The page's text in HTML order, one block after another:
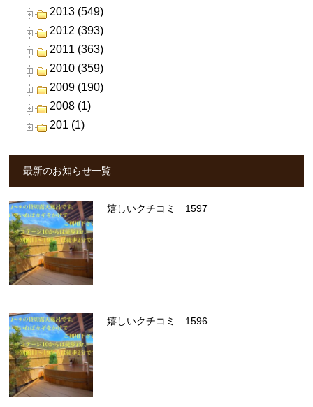
2013 (549)
2012 (393)
2011 (363)
2010 (359)
2009 (190)
2008 (1)
201 (1)
最新のお知らせ一覧
嬉しいクチコミ 1597
嬉しいクチコミ 1596